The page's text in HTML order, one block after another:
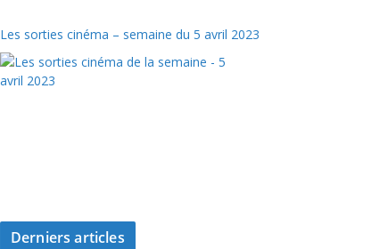
Les sorties cinéma – semaine du 5 avril 2023
Derniers articles